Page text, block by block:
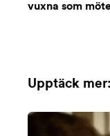
vuxna som
Upptäck mer: